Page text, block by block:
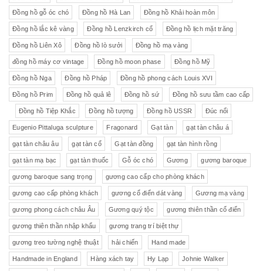
Đồng hồ gỗ óc chó Đồng hồ Hà Lan Đồng hồ Khải hoàn môn
Đồng hồ lắc kê vàng Đồng hồ Lenzkirch cổ Đồng hồ lịch mặt trăng
Đồng hồ Liên Xô Đồng hồ lò sưởi Đồng hồ mạ vàng
đồng hồ máy cơ vintage Đồng hồ moon phase Đồng hồ Mỹ
Đồng hồ Nga Đồng hồ Pháp Đồng hồ phong cách Louis XVI
Đồng hồ Prim Đồng hồ quả lê Đồng hồ sứ Đồng hồ sưu tầm cao cấp
Đồng hồ Tiệp Khắc Đồng hồ tượng Đồng hồ USSR Đúc nổi
Eugenio Pittaluga sculpture Fragonard Gạt tàn gạt tàn châu á
gạt tàn châu âu gạt tàn cổ Gạt tàn đồng gạt tàn hình rồng
gạt tàn mạ bạc gạt tàn thuốc Gỗ óc chó Gương gương baroque
gương baroque sang trọng gương cao cấp cho phòng khách
gương cao cấp phòng khách gương cổ điển dát vàng Gương mạ vàng
gương phong cách châu Âu Gương quý tộc gương thiên thần cổ điển
gương thiên thần nhập khẩu gương trang trí biệt thự
gương treo tường nghệ thuật hải chiến Hand made
Handmade in England Hàng xách tay Hy Lạp Johnie Walker